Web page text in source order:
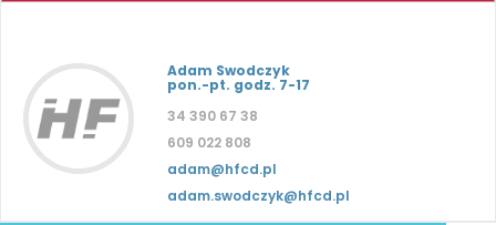
Adam Swodczyk
pon.-pt. godz. 7-17
34 390 67 38
609 022 808
adam@hfcd.pl
adam.swodczyk@hfcd.pl